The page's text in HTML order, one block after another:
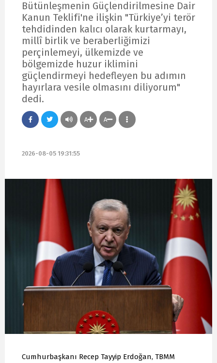
Bütünleşmenin Güçlendirilmesine Dair
Kanun Teklifi'ne ilişkin "Türkiye’yi terör
tehdidinden kalıcı olarak kurtarmayı,
millî birlik ve beraberliğimizi
perçinlemeyi, ülkemizde ve
bölgemizde huzur iklimini
güçlendirmeyi hedefleyen bu adımın
hayırlara vesile olmasını diliyorum"
dedi.
A A
2026-08-05 19:31:55
Cumhurbaşkanı Recep Tayyip Erdoğan, TBMM